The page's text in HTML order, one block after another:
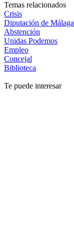
Temas relacionados
Crisis
Diputación de Málaga
Abstención
Unidas Podemos
Empleo
Concejal
Biblioteca
Te puede interesar